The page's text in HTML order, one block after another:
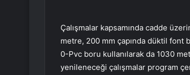
Çalışmalar kapsamında cadde
metre, 200 mm çapında düktil font
0-Pvc boru kullanılarak da 1030
yenileneceği çalışmalar program